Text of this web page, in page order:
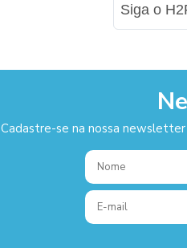
Siga o
Cadastre-se na nossa